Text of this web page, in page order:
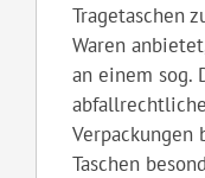
Tragetaschen
Waren
an einem sog.
Verpackungen
Taschen